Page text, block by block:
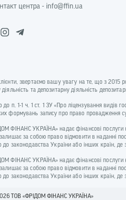
центра - info@ffin.ua
звертаємо вашу увагу на те, що з 2015
діяльність та депозитарну діяльність
до п. 1-1 ч. 1 ст. 1 ЗУ «Про ліцензування видів
формувань запису про право провадження
ФІНАНС УКРАЇНА» надає фінансові послуги на
за собою право відмовити в наданні
до законодавства України або інших країн,
ФІНАНС УКРАЇНА» надає фінансові послуги на
за собою право відмовити в наданні
до законодавства України або інших країн,
ТОВ «ФРIДОМ ФІНАНС УКРАЇНА»